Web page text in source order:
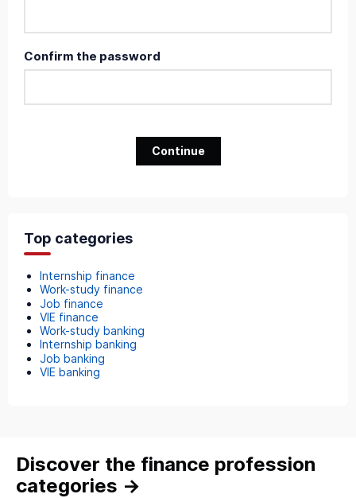
Confirm the password
Continue
Top categories
Internship finance
Work-study finance
Job finance
VIE finance
Work-study banking
Internship banking
Job banking
VIE banking
Discover the finance profession
categories →